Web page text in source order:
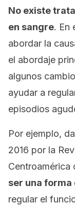
No existe
en sangre. En
abordar la
el abordaje
algunos
ayudar a
episodios
Por ejemplo,
2016 por la
Centroamérica
ser una
regular el